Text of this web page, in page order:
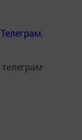
Телеграм,
телеграм